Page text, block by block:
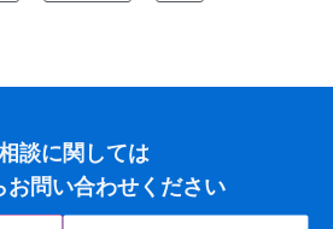
談に関しては
お問い合わせください